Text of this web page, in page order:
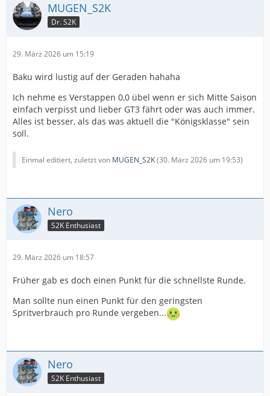
MUGEN_S2K
Dr. S2K
29. März 2026 um 15:19
Baku wird lustig auf der Geraden hahaha
Ich nehme es Verstappen 0,0 übel wenn er sich Mitte Saison
einfach verpisst und lieber GT3 fährt oder was auch immer.
Alles ist besser, als das was aktuell die "Königsklasse" sein
soll.
Einmal editiert, zuletzt von MUGEN_S2K(30. März 2026 um 19:53)
Nero
S2K Enthusiast
29. März 2026 um 18:57
Früher gab es doch einen Punkt für die schnellste Runde.
Man sollte nun einen Punkt für den geringsten
Spritverbrauch pro Runde vergeben...
Nero
S2K Enthusiast